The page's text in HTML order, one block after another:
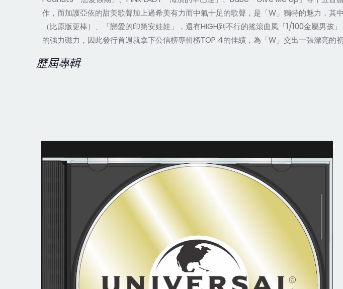
作，而加護亞依的甜美歌聲加上過希美有力而中氣十足的歌聲，是「W」獨特的魅力，
（比原版更棒）、「戀愛的印第安娃娃」，還有HIGH到不行的搖滾曲風「1/100金屬男
的強力磁力，因此發行首週就拿下公信榜專輯榜TOP 4的佳績，為「W」交出一張漂亮的初
歷屆專輯